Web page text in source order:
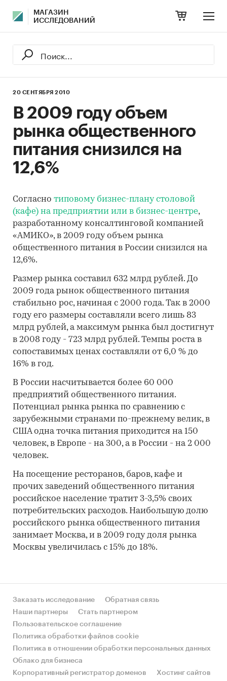
МАГАЗИН
ИССЛЕДОВАНИЙ
20 СЕНТЯБРЯ 2010
В 2009 году объем
рынка общественного
питания снизился на
12,6%
Согласно типовому бизнес-плану столовой
(кафе) на предприятии или в бизнес-центре,
разработанному консалтинговой компанией
«АМИКО», в 2009 году объем рынка
общественного питания в России снизился на
12,6%.
Размер рынка составил 632 млрд рублей. До
2009 года рынок общественного питания
стабильно рос, начиная с 2000 года. Так в 2000
году его размеры составляли всего лишь 83
млрд рублей, а максимум рынка был достигнут
в 2008 году - 723 млрд рублей. Темпы роста в
сопоставимых ценах составляли от 6,0 % до
16% в год.
В России насчитывается более 60 000
предприятий общественного питания.
Потенциал рынка рынка по сравнению с
зарубежными странами по-прежнему велик, в
США одна точка питания приходится на 150
человек, в Европе - на 300, а в России - на 2 000
человек.
На посещение ресторанов, баров, кафе и
прочих заведений общественного питания
российское население тратит 3-3,5% своих
потребительских расходов. Наибольшую долю
российского рынка общественного питания
занимает Москва, и в 2009 году доля рынка
Москвы увеличилась с 15% до 18%.
Заказать исследование
Обратная связь
Наши партнеры
Стать партнером
Пользовательское соглашение
Политика обработки файлов cookie
Политика в отношении обработки персональных данных
Облако для бизнеса
Корпоративный регистратор доменов
Хостинг сайтов